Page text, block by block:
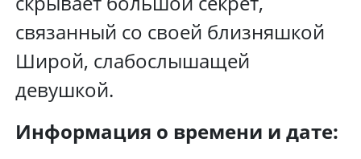
связанный со своей близняшкой
Широй, слабослышащей
девушкой.
Информация о времени и дате: